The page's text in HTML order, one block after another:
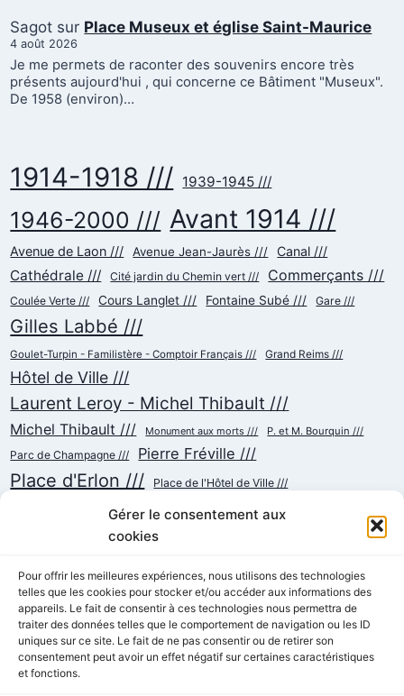
Gérer le consentement aux
cookies
Pour offrir les meilleures expériences, nous utilisons des technologies
telles que les cookies pour stocker et/ou accéder aux informations des
appareils. Le fait de consentir à ces technologies nous permettra de
traiter des données telles que le comportement de navigation ou les ID
uniques sur ce site. Le fait de ne pas consentir ou de retirer son
consentement peut avoir un effet négatif sur certaines caractéristiques
et fonctions.
Sagot sur Place Museux et église Saint-Maurice
4 août 2026
Je me permets de raconter des souvenirs encore très
présents aujourd'hui , qui concerne ce Bâtiment "Museux".
De 1958 (environ)…
1914-1918 /// 1939-1945 ///
1946-2000 /// Avant 1914 ///
Avenue de Laon /// Avenue Jean-Jaurès /// Canal ///
Cathédrale /// Cité jardin du Chemin vert /// Commerçants ///
Coulée Verte /// Cours Langlet /// Fontaine Subé /// Gare ///
Gilles Labbé ///
Goulet-Turpin - Familistère - Comptoir Français /// Grand Reims ///
Hôtel de Ville ///
Laurent Leroy - Michel Thibault ///
Michel Thibault /// Monument aux morts /// P. et M. Bourquin ///
Parc de Champagne /// Pierre Fréville ///
Place d'Erlon /// Place de l'Hôtel de Ville ///
Place de la République /// Place du Cardinal Luçon ///
Place du Forum/des Marchés ///
Rue Buirette /// Rue Carnot /// Rue Chanzy /// Rue Colbert ///
Rue Cérès /// Rue de l'Etape /// Rue de Mars /// Rue de Talleyrand ///
Rue de Vesle /// Rue Thiers /// Succursalisme /// Tramway ///